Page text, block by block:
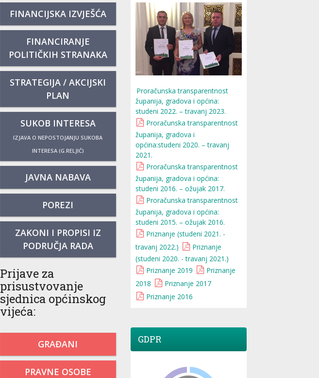
FINANCIJSKA IZVJEŠĆA
FINANCIRANJE
POLITIČKIH STRANAKA
STRATEGIJA / AKCIJSKI
PLAN
SUKOB INTERESA
IZJAVA O NEPOSTOJANJU SUKOBA
INTERESA (G.RELJIĆ)
JAVNA NABAVA
POREZI
ZAKONI I PROPISI IZ
PODRUČJA RADA
Prijave za
prisustvovanje
sjednica općinskog
vijeća:
GRAĐANI
PRAVNE OSOBE
Proračunska transparentnost
županija, gradova i općina:
studeni 2022. – travanj 2023.
Proračunska transparentnost
županija, gradova i
općina:studeni 2020. – travanj
2021.
Proračunska transparentnost
županija, gradova i općina:
studeni 2016. – ožujak 2017.
Proračunska transparentnost
županija, gradova i općina:
studeni 2015. – ožujak 2016.
Priznanje (studeni 2021. -
travanj 2022.)
Priznanje
(studeni 2020. - travanj 2021.)
Priznanje 2019
Priznanje
2018
Priznanje 2017
Priznanje 2016
GDPR